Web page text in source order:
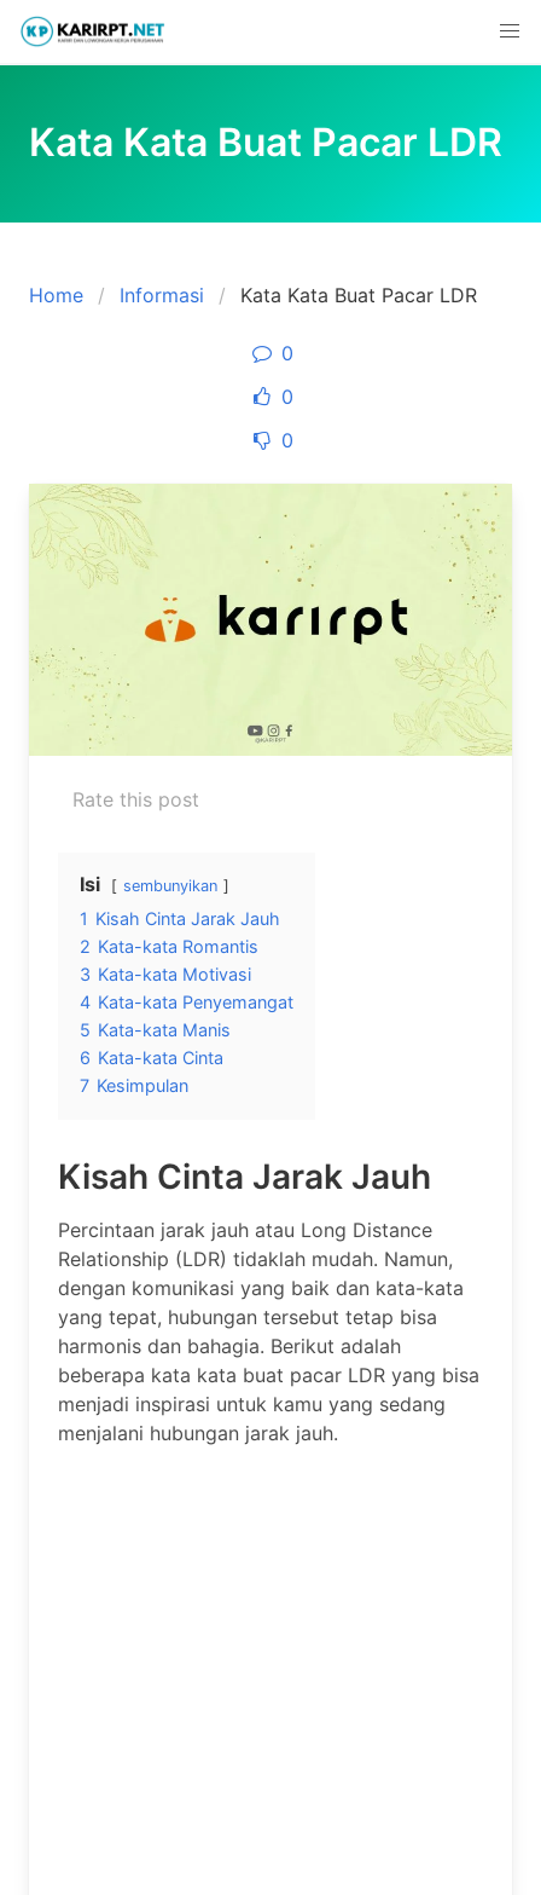
Skip
content
Kata Kata Buat Pacar LDR
Home Informasi Kata Kata Buat Pacar LDR
0
0
0
Rate this post
Isi sembunyikan
1 Kisah Cinta Jarak Jauh
2 Kata-kata Romantis
3 Kata-kata Motivasi
4 Kata-kata Penyemangat
5 Kata-kata Manis
6 Kata-kata Cinta
7 Kesimpulan
Kisah Cinta Jarak Jauh
Percintaan jarak jauh atau Long Distance
Relationship (LDR) tidaklah mudah. Namun,
dengan komunikasi yang baik dan kata-kata
yang tepat, hubungan tersebut tetap bisa
harmonis dan bahagia. Berikut adalah
beberapa kata kata buat pacar LDR yang bisa
menjadi inspirasi untuk kamu yang sedang
menjalani hubungan jarak jauh.